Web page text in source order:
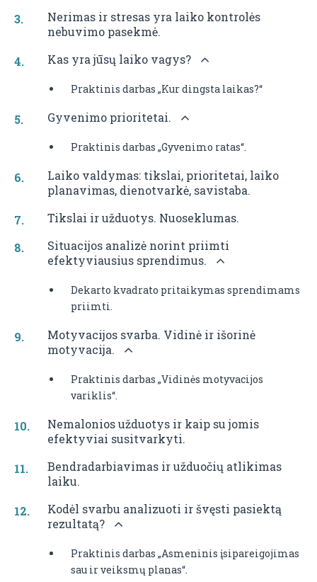
Nerimas ir stresas yra laiko kontrolės
nebuvimo pasekmė.
Kas yra jūsų laiko vagys?
Praktinis darbas „Kur dingsta laikas?“
Gyvenimo prioritetai.
Praktinis darbas „Gyvenimo ratas“.
Laiko valdymas: tikslai, prioritetai, laiko
planavimas, dienotvarkė, savistaba.
Tikslai ir užduotys. Nuoseklumas.
Situacijos analizė norint priimti
efektyviausius sprendimus.
Dekarto kvadrato pritaikymas sprendimams
priimti.
Motyvacijos svarba. Vidinė ir išorinė
motyvacija.
Praktinis darbas „Vidinės motyvacijos
variklis“.
Nemalonios užduotys ir kaip su jomis
efektyviai susitvarkyti.
Bendradarbiavimas ir užduočių atlikimas
laiku.
Kodėl svarbu analizuoti ir švęsti pasiektą
rezultatą?
Praktinis darbas „Asmeninis įsipareigojimas
sau ir veiksmų planas“.